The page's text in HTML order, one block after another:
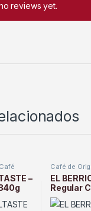
reviews yet.
Café
–
Café de
EL
Regular
(10oz) –